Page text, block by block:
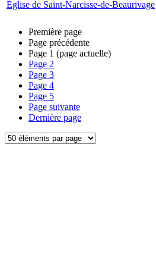
Église de Saint-Narcisse-de-Beaurivage
Première page
Page précédente
Page 1 (page actuelle)
Page 2
Page 3
Page 4
Page 5
Page suivante
Dernière page